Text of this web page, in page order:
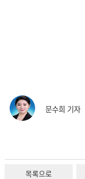
문수희 기자
목록으로